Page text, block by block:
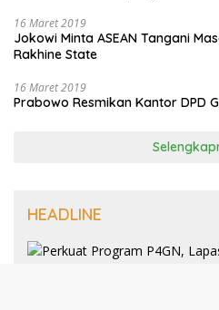
16 Maret 2019
Jokowi Minta ASEAN Tangani
Rakhine State
16 Maret 2019
Prabowo Resmikan Kantor DPD
HEADLINE